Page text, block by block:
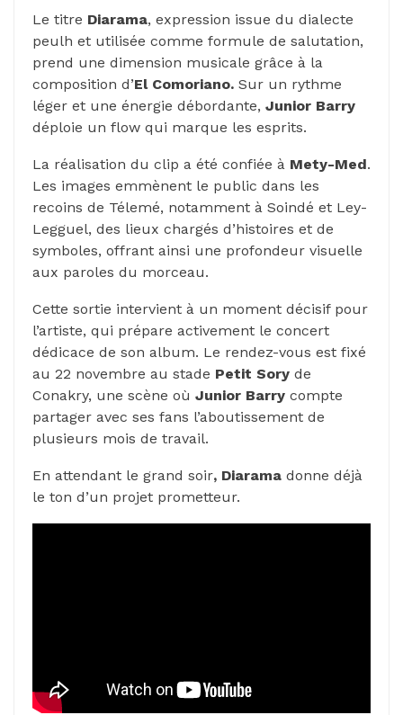
Le titre Diarama, expression issue du dialecte
peulh et utilisée comme formule de salutation,
prend une dimension musicale grâce à la
composition d’El Comoriano. Sur un rythme
léger et une énergie débordante, Junior Barry
déploie un flow qui marque les esprits.
La réalisation du clip a été confiée à Mety-Med.
Les images emmènent le public dans les
recoins de Télemé, notamment à Soindé et Ley-
Legguel, des lieux chargés d’histoires et de
symboles, offrant ainsi une profondeur visuelle
aux paroles du morceau.
Cette sortie intervient à un moment décisif pour
l’artiste, qui prépare activement le concert
dédicace de son album. Le rendez-vous est fixé
au 22 novembre au stade Petit Sory de
Conakry, une scène où Junior Barry compte
partager avec ses fans l’aboutissement de
plusieurs mois de travail.
En attendant le grand soir, Diarama donne déjà
le ton d’un projet prometteur.